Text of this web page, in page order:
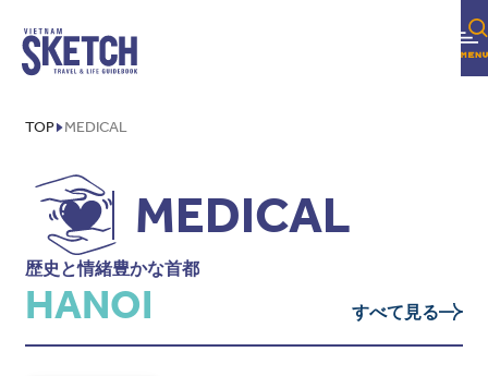
TOP MEDICAL
MEDICAL
歴史と情緒豊かな首都
HANOI すべて見る